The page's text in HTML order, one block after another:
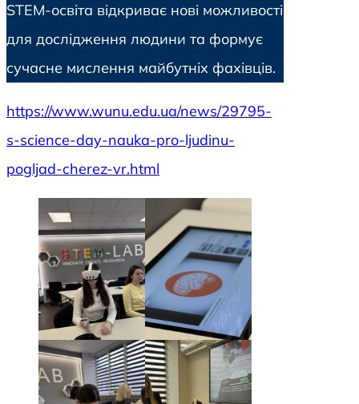
STEM-освіта відкриває нові можливості
для дослідження людини та формує
сучасне мислення майбутніх фахівців.
https://www.wunu.edu.ua/news/29795-
s-science-day-nauka-pro-ljudinu-
pogljad-cherez-vr.html